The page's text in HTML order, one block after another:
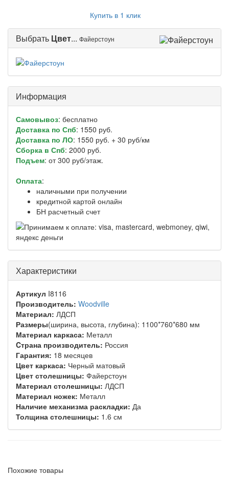
Купить в 1 клик
Выбрать Цвет... Файерстоун
Информация
Самовывоз: бесплатно
Доставка по Спб: 1550 руб.
Доставка по ЛО: 1550 руб. + 30 руб/км
Сборка в Спб: 2000 руб.
Подъем: от 300 руб/этаж.
Оплата:
наличными при получении
кредитной картой онлайн
БН расчетный счет
Характеристики
Артикул I8116
Производитель: Woodville
Материал: ЛДСП
Размеры(ширина, высота, глубина): 1100*760*680 мм
Материал каркаса: Металл
Cтрана производитель: Россия
Гарантия: 18 месяцев
Цвет каркаса: Черный матовый
Цвет столешницы: Файерстоун
Материал столешницы: ЛДСП
Материал ножек: Металл
Наличие механизма раскладки: Да
Толщина столешницы: 1.6 см
Похожие товары